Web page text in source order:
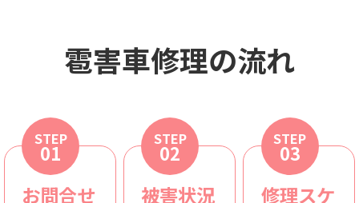
雹害車修理の流れ
STEP
01
お問合せ
STEP
02
被害状況
STEP
03
修理スケ